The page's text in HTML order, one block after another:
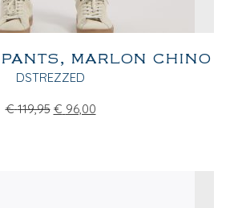
MARLON CHINO
DSTREZZED
€ 119,95 € 96,00